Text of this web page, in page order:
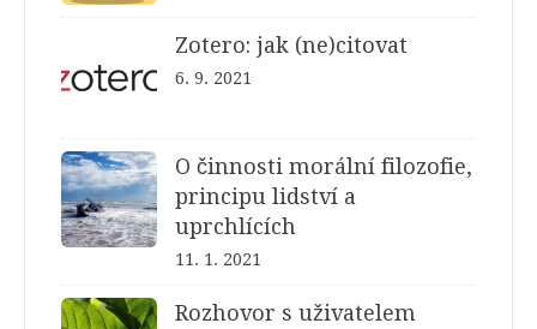
Zotero: jak (ne)citovat
6. 9. 2021
O činnosti morální filozofie,
principu lidství a
uprchlících
11. 1. 2021
Rozhovor s uživatelem